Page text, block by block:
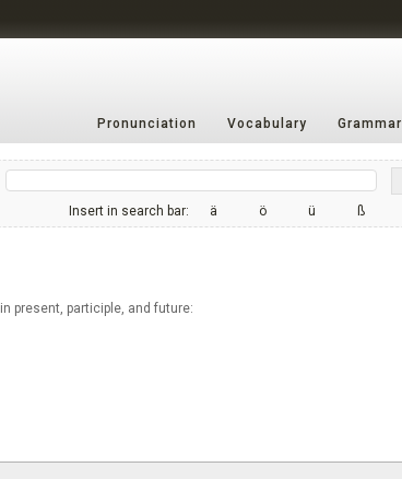
Pronunciation Vocabulary Grammar
Insert in search bar:
ä ö ü ß
in present, participle, and future: